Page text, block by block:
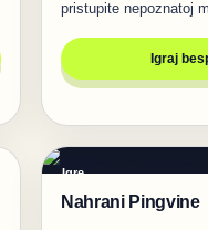
pristupite nepoznatoj
Igraj
Igre
Nahrani Pingvine